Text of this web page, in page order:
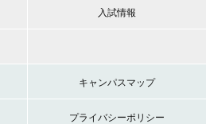
入試情報
キャンパスマップ
プライバシーポリシー